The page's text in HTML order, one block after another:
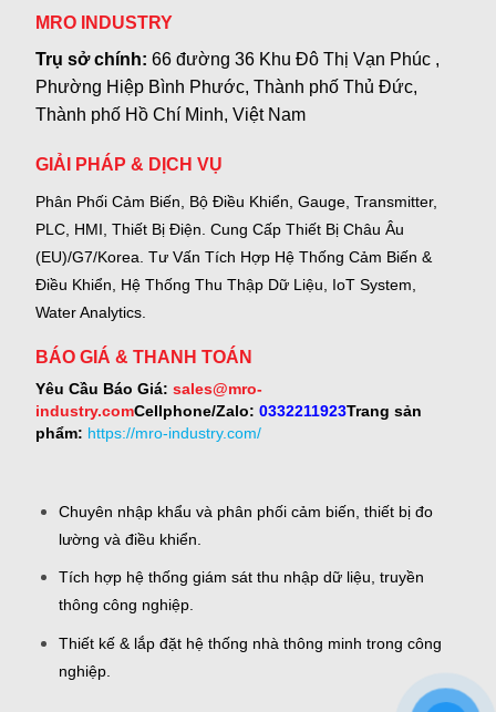
MRO INDUSTRY
Trụ sở chính:66 đường 36 Khu Đô Thị Vạn Phúc ,
Phường Hiệp Bình Phước, Thành phố Thủ Đức,
Thành phố Hồ Chí Minh, Việt Nam
GIẢI PHÁP & DỊCH VỤ
Phân Phối Cảm Biến, Bộ Điều Khiển, Gauge, Transmitter,
PLC, HMI, Thiết Bị Điện. Cung Cấp Thiết Bị Châu Âu
(EU)/G7/Korea. Tư Vấn Tích Hợp Hệ Thống Cảm Biến &
Điều Khiển, Hệ Thống Thu Thập Dữ Liệu, IoT System,
Water Analytics.
BÁO GIÁ & THANH TOÁN
Yêu Cầu Báo Giá: sales@mro-
industry.comCellphone/Zalo: 0332211923Trang sản
phẩm: https://mro-industry.com/
Chuyên nhập khẩu và phân phối cảm biến, thiết bị đo
lường và điều khiển.
Tích hợp hệ thống giám sát thu nhập dữ liệu, truyền
thông công nghiệp.
Thiết kế & lắp đặt hệ thống nhà thông minh trong công
nghiệp.